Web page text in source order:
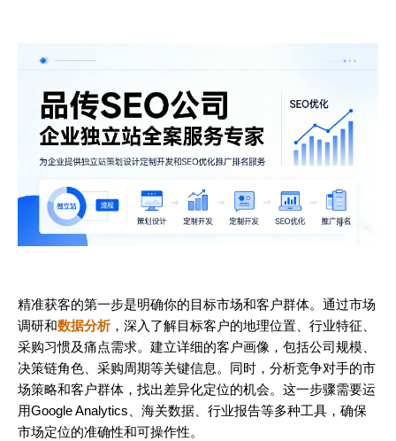
精准获客的第一步是明确你的目标市场和客户群体。通过市场
调研和数据分析，深入了解目标客户的地理位置、行业特征、
采购习惯及痛点需求。建立详细的客户画像，包括公司规模、
决策链角色、采购周期等关键信息。同时，分析竞争对手的市
场策略和客户群体，找出差异化定位的机会。这一步骤需要运
用Google Analytics、海关数据、行业报告等多种工具，确保
市场定位的准确性和可操作性。